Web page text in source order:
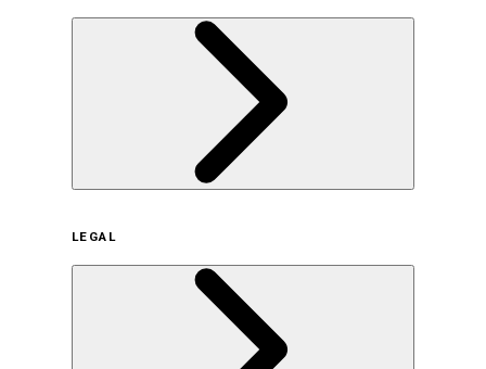
サステナビリティの取り組み（日本）
サステナビリティの取り組み（米国/英語）
ヒストリー
採用情報
LEGAL